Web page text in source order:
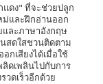
ดง" ที่จะช่วยปลูก
ม่และฝึกอ่านออก
และภาษาอังกฤษ
สดใสชวนติดตาม
กเสียงได้เมื่อใช้
ลิดเพลินไปกับการ
วดเร็วอีกด้วย